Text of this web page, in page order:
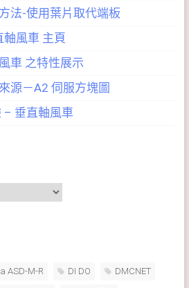
法-使用葉片取代端板
軸風車 主頁
車 之特性展示
源－A2 伺服方塊圖
– 垂直軸風車
ASD-M-R DI DO DMCNET